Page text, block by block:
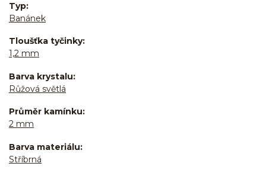
Typ
Banánek
Tloušťka tyčinky
1,2 mm
Barva krystalu
Růžová světlá
Průměr kamínku
2 mm
Barva materiálu
Stříbrná